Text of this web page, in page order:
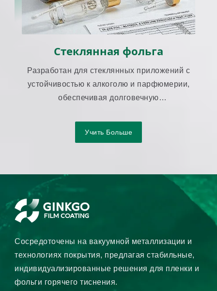
Стеклянная фольга
Разработан для стеклянных приложений с
устойчивостью к алкоголю и парфюмерии,
обеспечивая долговечную
Учить Больше
Сосредоточены на вакуумной металлизации и
технологиях покрытия, предлагая стабильные,
индивидуализированные решения для пленки и
фольги горячего тиснения.